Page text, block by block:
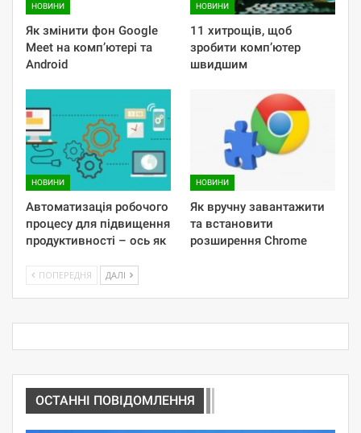
НОВИНИ
Як змінити фон Google
Meet на комп’ютері та
Android
НОВИНИ
11 хитрощів, щоб
зробити комп’ютер
швидшим
НОВИНИ
Автоматизація робочого
процесу для підвищення
продуктивності – ось як
НОВИНИ
Як вручну завантажити
та встановити
розширення Chrome
ПОПЕРЕДНЯ ДАЛІ
ОСТАННІ ПОВІДОМЛЕННЯ